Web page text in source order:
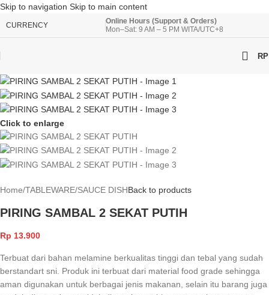
Skip to navigation Skip to main content
CURRENCY
Online Hours (Support & Orders)
Mon–Sat: 9 AM – 5 PM WITA/UTC+8
RP
Click to enlarge
Home/TABLEWARE/SAUCE DISHBack to products
PIRING SAMBAL 2 SEKAT PUTIH
Rp 13.900
Terbuat dari bahan melamine berkualitas tinggi dan tebal yang sudah
berstandart sni. Produk ini terbuat dari material food grade sehingga
aman digunakan untuk berbagai jenis makanan, selain itu barang juga